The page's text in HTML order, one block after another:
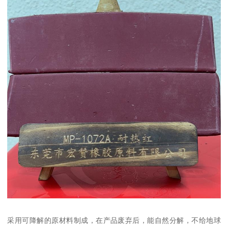
采用可降解的原材料制成，在产品废弃后，能自然分解，不给地球